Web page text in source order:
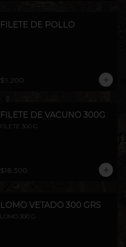
FILETE DE POLLO
$9.200
FILETE DE VACUNO 300G
FILETE 300 G
$18.300
LOMO VETADO 300 GRS
LOMO 300 G